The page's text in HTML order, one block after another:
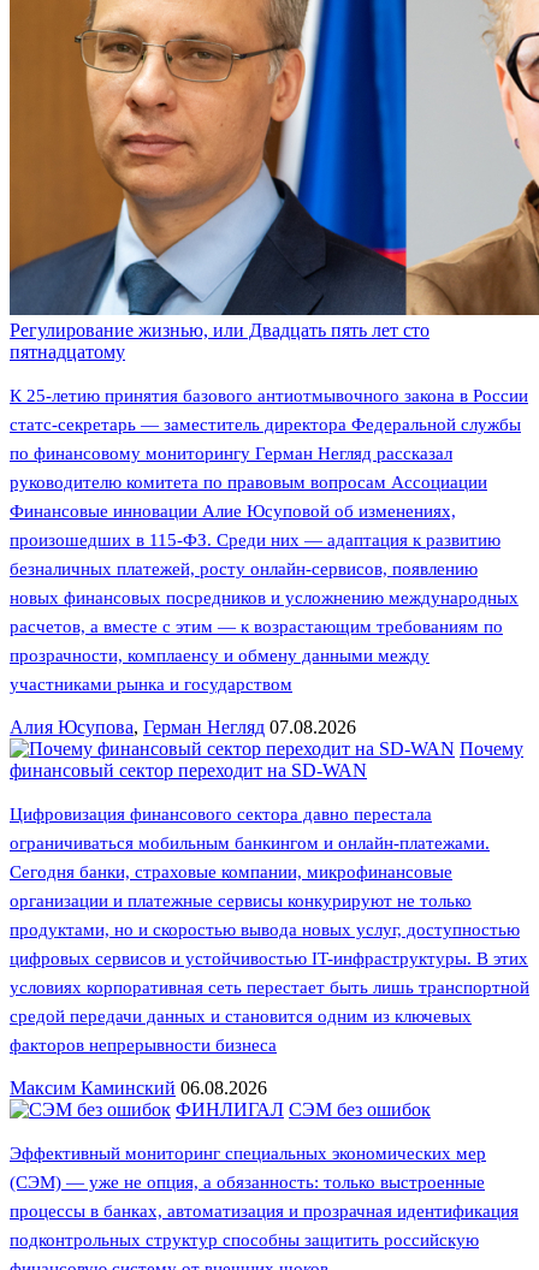
Регулирование жизнью, или Двадцать пять лет сто
пятнадцатому
К 25-летию принятия базового антиотмывочного закона в России
статс-секретарь — заместитель директора Федеральной службы
по финансовому мониторингу Герман Негляд рассказал
руководителю комитета по правовым вопросам Ассоциации
Финансовые инновации Алие Юсуповой об изменениях,
произошедших в 115-ФЗ. Среди них — адаптация к развитию
безналичных платежей, росту онлайн-сервисов, появлению
новых финансовых посредников и усложнению международных
расчетов, а вместе с этим — к возрастающим требованиям по
прозрачности, комплаенсу и обмену данными между
участниками рынка и государством
Алия Юсупова, Герман Негляд 07.08.2026
Почему
финансовый сектор переходит на SD-WAN
Цифровизация финансового сектора давно перестала
ограничиваться мобильным банкингом и онлайн-платежами.
Сегодня банки, страховые компании, микрофинансовые
организации и платежные сервисы конкурируют не только
продуктами, но и скоростью вывода новых услуг, доступностью
цифровых сервисов и устойчивостью IT-инфраструктуры. В этих
условиях корпоративная сеть перестает быть лишь транспортной
средой передачи данных и становится одним из ключевых
факторов непрерывности бизнеса
Максим Каминский 06.08.2026
ФИНЛИГАЛ СЭМ без ошибок
Эффективный мониторинг специальных экономических мер
(СЭМ) — уже не опция, а обязанность: только выстроенные
процессы в банках, автоматизация и прозрачная идентификация
подконтрольных структур способны защитить российскую